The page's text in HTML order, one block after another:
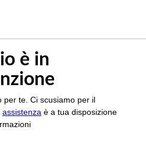
è in
per te. Ci scusiamo per il
assistenza è a tua disposizione